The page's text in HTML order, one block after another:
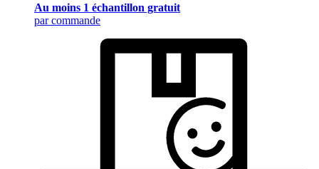
Au moins 1 échantillon gratuit
par commande